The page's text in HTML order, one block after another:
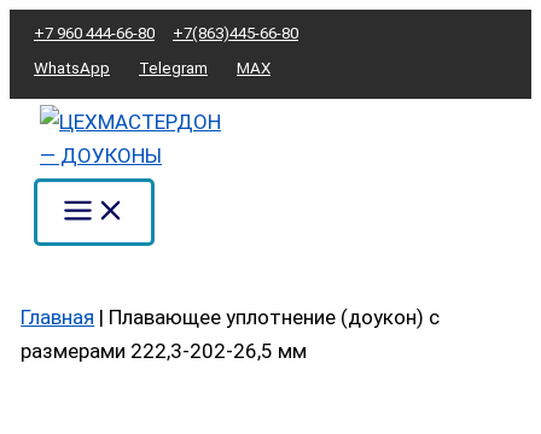
Перейти
содержимому
+7 960 444-66-80
+7(863)445-66-80
WhatsApp
Telegram MAX
Главная | Плавающее уплотнение (доукон) с
размерами 222,3-202-26,5 мм
Количество
Плавающее
уплотнение
(доукон)
с
размерами
222,3-
26,5
мм